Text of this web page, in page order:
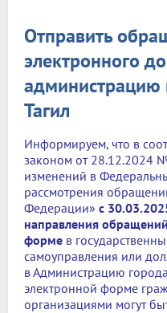
Отправить
электронного
Тагил
Информируем, что в
законом от 28.12.2024
изменений в
рассмотрения
Федерации» с
направления
форме в
самоуправления или
в Администрацию
электронной форме
организациями могут